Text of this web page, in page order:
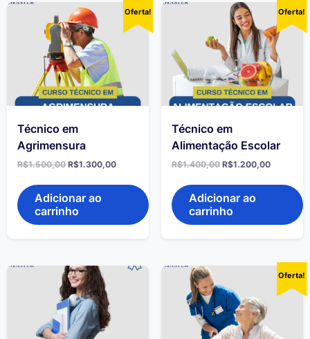
Oferta!
Técnico em
Agrimensura
R$1.500,00 R$1.300,00
Adicionar ao
carrinho
Oferta!
Técnico em
Alimentação Escolar
R$1.400,00 R$1.200,00
Adicionar ao
carrinho
Oferta!